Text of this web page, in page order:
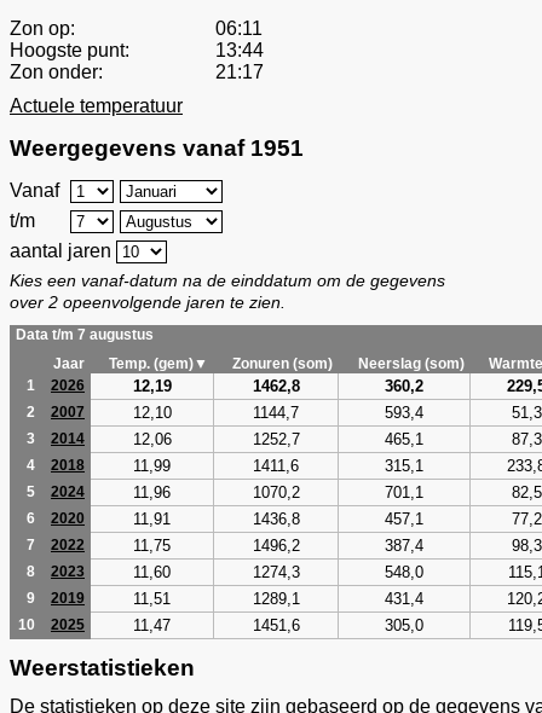
Zon op:
06:11
Hoogste punt:
13:44
Zon onder:
21:17
Actuele temperatuur
Weergegevens vanaf 1951
Vanaf
t/m
aantal jaren
Kies een vanaf-datum na de einddatum om de gegevens
over 2 opeenvolgende jaren te zien.
Data t/m 7 augustus
Jaar
Temp. (gem)▼ Zonuren (som) Neerslag (som)
1
2026 12,19 1462,8 360,2
2 2007 12,10 1144,7 593,4 51,3
3 2014 12,06 1252,7 465,1 87,3
4 2018 11,99 1411,6 315,1
5 2024 11,96 1070,2 701,1 82,5
6 2020 11,91 1436,8 457,1 77,2
7 2022 11,75 1496,2 387,4 98,3
8 2023 11,60 1274,3 548,0
9 2019 11,51 1289,1 431,4
10 2025 11,47 1451,6 305,0
Weerstatistieken
De statistieken op deze site zijn gebaseerd op de gegevens